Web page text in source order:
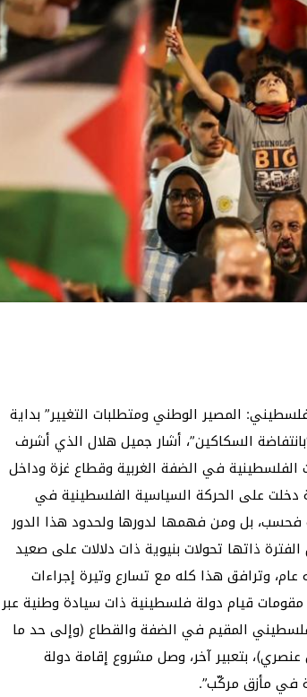
المصير الوطني ومتطلبات التغيير” بداية
السكاكين”، أشار جميل هلال الذي أشرف
في الضفة الغربية وقطاع غزة وداخل
دخلت على الحركة السياسية الفلسطينية في
فحسب، بل ومن فهمها لدورها ولحدود هذا الدور
ذاتها تحولات بنيوية ذات دلالات على صعيد
وترافق هذا كله مع تسارع وتيرة إجراءات
مقومات قيام دولة فلسطينية ذات سيادة وطنية عبر
المقيم في الضفة والقطاع (وإلى حد ما
(فصل عنصري)، بتعبير آخر، وصل مشروع إقامة دولة
في مأزق مركّب”.